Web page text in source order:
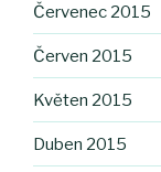
Červenec 2015
Červen 2015
Květen 2015
Duben 2015